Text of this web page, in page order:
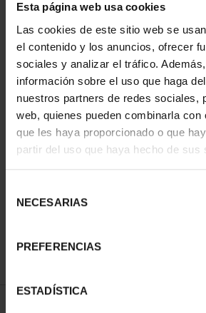
Esta página web usa cookies
Las cookies de este sitio web se
el contenido y los anuncios, ofrecer
sociales y analizar el tráfico.
información sobre el uso que haga
nuestros partners de redes sociales,
web, quienes pueden combinarla con
que les haya proporcionado o que
partir del uso que haya hecho de sus
NECESARIAS
PREFERENCIAS
ESTADÍSTICA
73,00 €